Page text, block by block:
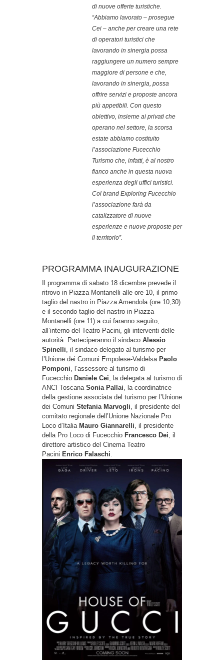
di nuove offerte turistiche.
“Abbiamo lavorato – prosegue
Cei – anche per creare una rete
di operatori turistici che
lavorando in sinergia possa
raggiungere un numero sempre
maggiore di persone e che,
lavorando in sinergia, possa
offrire servizi e proposte ancora
più appetibili. Con questo
obiettivo, insieme ai privati che
operano nel settore, la scorsa
estate abbiamo costituito
l’associazione Fucecchio
Turismo che, infatti, è al nostro
fianco anche in questa nuova
esperienza degli uffici turistici.
Col brand Exploring Fucecchio
l’associazione farà da
catalizzatore di nuove
esperienze e nuove proposte per
il territorio”.
PROGRAMMA INAUGURAZIONE
Il programma di sabato 18 dicembre prevede il
ritrovo in Piazza Montanelli alle ore 10, il primo
taglio del nastro in Piazza Amendola (ore 10,30)
e il secondo taglio del nastro in Piazza
Montanelli (ore 11) a cui faranno seguito,
all’interno del Teatro Pacini, gli interventi delle
autorità. Parteciperanno il sindaco Alessio
Spinelli, il sindaco delegato al turismo per
l’Unione dei Comuni Empolese-Valdelsa Paolo
Pomponi, l’assessore al turismo di
Fucecchio Daniele Cei, la delegata al turismo di
ANCI Toscana Sonia Pallai, la coordinatrice
della gestione associata del turismo per l’Unione
dei Comuni Stefania Marvogli, il presidente del
comitato regionale dell’Unione Nazionale Pro
Loco d’Italia Mauro Giannarelli, il presidente
della Pro Loco di Fucecchio Francesco Dei, il
direttore artistico del Cinema Teatro
Pacini Enrico Falaschi.